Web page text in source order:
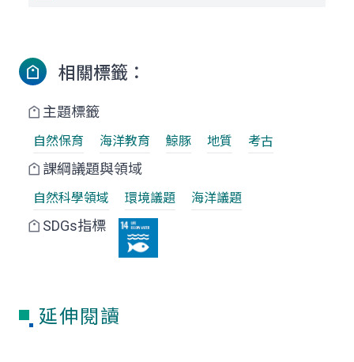
相關標籤：
主題標籤
自然保育 海洋教育 鯨豚 地質 考古
課綱議題與領域
自然科學領域 環境議題 海洋議題
SDGs指標
延伸閱讀